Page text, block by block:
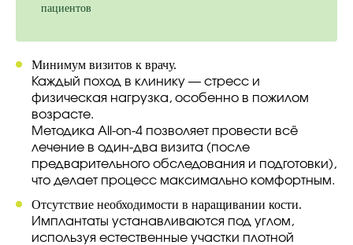
пациентов
Минимум визитов к врачу.
Каждый поход в клинику — стресс и
физическая нагрузка, особенно в пожилом
возрасте.
Методика All-on-4 позволяет провести всё
лечение в один-два визита (после
предварительного обследования и подготовки),
что делает процесс максимально комфортным.
Отсутствие необходимости в наращивании кости.
Имплантаты устанавливаются под углом,
используя естественные участки плотной